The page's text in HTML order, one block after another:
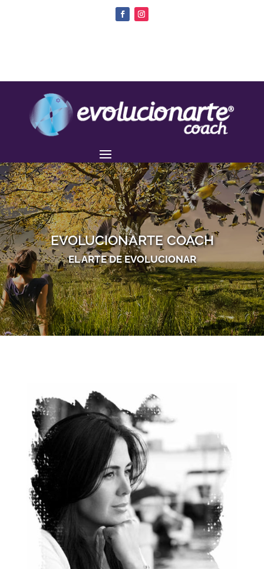
EVOLUCIONARTE COACH
EL ARTE DE EVOLUCIONAR